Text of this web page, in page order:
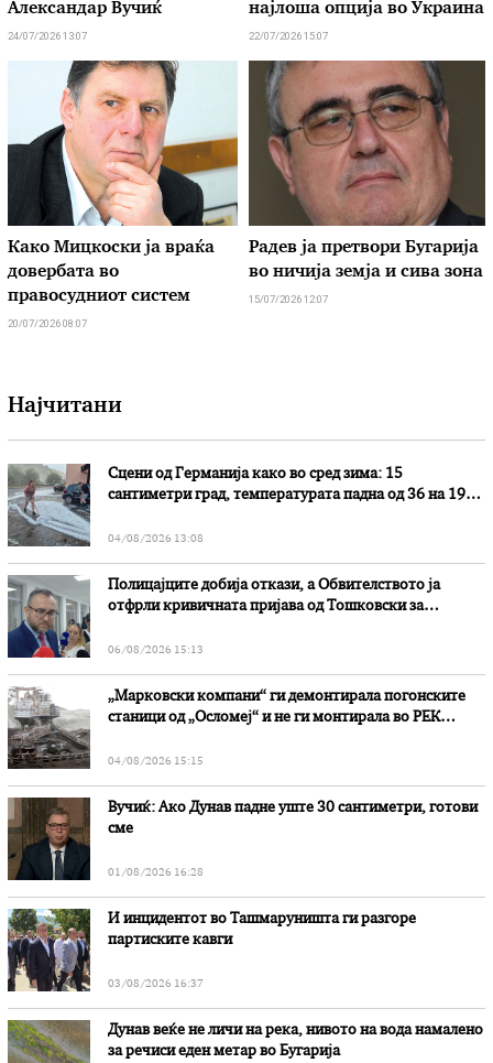
Александар Вучиќ
24/07/2026 13:07
најлоша опција во Украина
22/07/2026 15:07
Како Мицкоски ја враќа
довербата во
правосудниот систем
20/07/2026 08:07
Радев ја претвори Бугарија
во ничија земја и сива зона
15/07/2026 12:07
Најчитани
Сцени од Германија како во сред зима: 15
сантиметри град, температурата падна од 36 на 19
04/08/2026 13:08
Полицајците добија откази, а Обвителството ја
отфрли кривичната пријава од Тошковски за
06/08/2026 15:13
„Марковски компани“ ги демонтирала погонските
станици од „Осломеј“ и не ги монтирала во РЕК
04/08/2026 15:15
Вучиќ: Ако Дунав падне уште 30 сантиметри, готови
сме
01/08/2026 16:28
И инцидентот во Ташмаруништa ги разгоре
партиските кавги
03/08/2026 16:37
Дунав веќе не личи на река, нивото на вода намалено
за речиси еден метар во Бугарија